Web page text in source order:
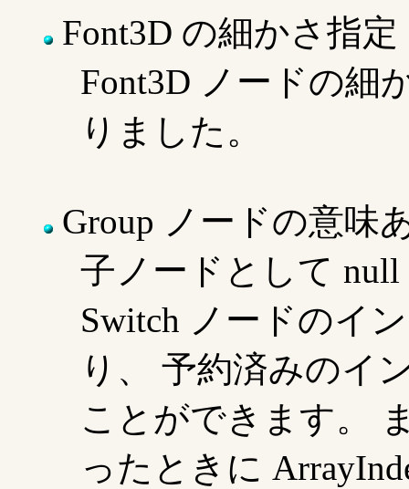
Font3D の細かさ指定
Font3D ノードの細
りました。
Group ノードの意味
子ノードとして
Switch ノードのイ
り、 予約済みのイ
ことができます。
ったときに